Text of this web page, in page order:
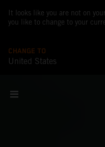
It looks like you are not on
you like to change to your
CHANGE TO
United States